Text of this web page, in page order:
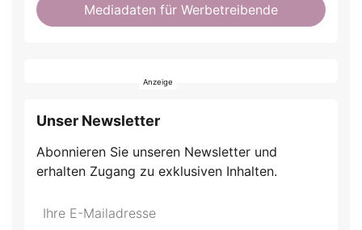
Mediadaten für Werbetreibende
Unser Newsletter
Abonnieren Sie unseren Newsletter und
erhalten Zugang zu exklusiven Inhalten.
Do
*Ihre